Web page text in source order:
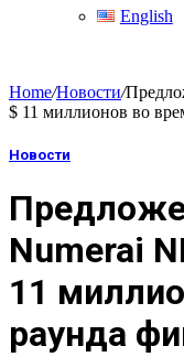
English
Home/Новости/
$ 11 миллионов во
Новости
Numerai
11
раунда